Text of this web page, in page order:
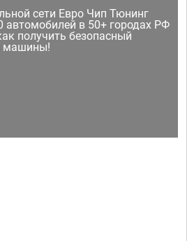
сети Евро Чип Тюнинг
автомобилей в 50+ городах РФ
получить безопасный
машины!